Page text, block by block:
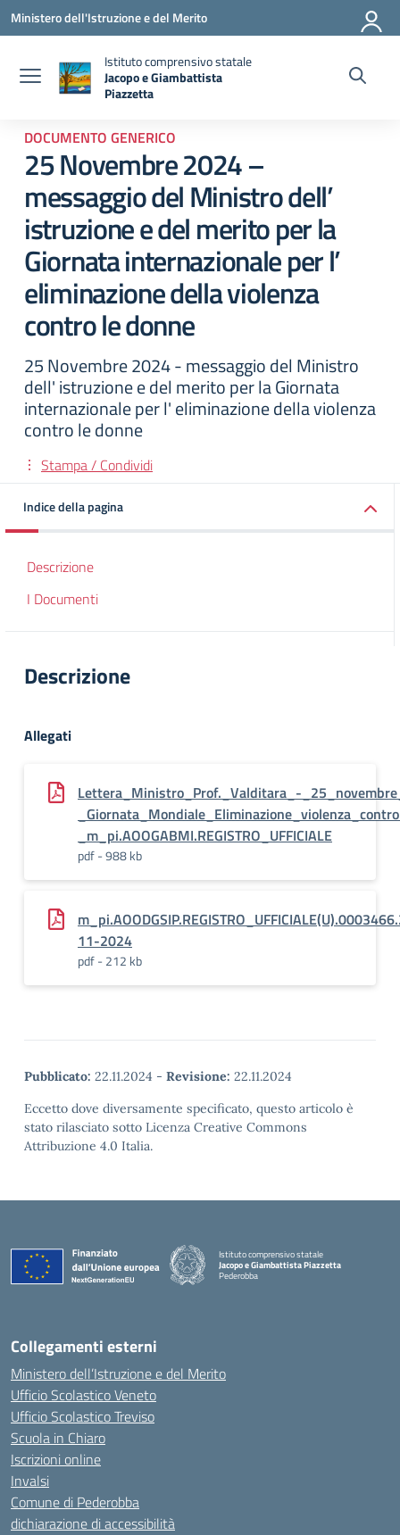
Vai ai contenuti
Vai al menu di navigazione
Vai al footer
Ministero dell'Istruzione e del Merito
Istituto comprensivo statale
Jacopo e Giambattista
Piazzetta
DOCUMENTO GENERICO
25 Novembre 2024 –
messaggio del Ministro dell’
istruzione e del merito per la
Giornata internazionale per l’
eliminazione della violenza
contro le donne
25 Novembre 2024 - messaggio del Ministro
dell' istruzione e del merito per la Giornata
internazionale per l' eliminazione della violenza
contro le donne
Stampa / Condividi
Indice della pagina
Descrizione
I Documenti
Descrizione
Allegati
Lettera_Ministro_Prof._Valditara_-
_m_pi.AOOGABMI.REGISTRO_UFFICIALE
pdf - 988 kb
11-2024
pdf - 212 kb
Pubblicato: 22.11.2024 - Revisione: 22.11.2024
Eccetto dove diversamente specificato, questo articolo è
stato rilasciato sotto Licenza Creative Commons
Attribuzione 4.0 Italia.
Istituto comprensivo statale
Jacopo e Giambattista Piazzetta
Pederobba
Collegamenti esterni
Ministero dell’Istruzione e del Merito
Ufficio Scolastico Veneto
Ufficio Scolastico Treviso
Scuola in Chiaro
Iscrizioni online
Invalsi
Comune di Pederobba
dichiarazione di accessibilità